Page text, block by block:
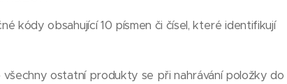
kódy obsahující 10 písmen či čísel, které identifikují
všechny ostatní produkty se při nahrávání položky do